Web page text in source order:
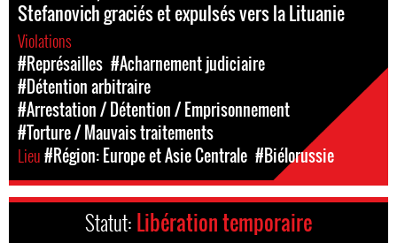
Stefanovich graciés et expulsés vers la Lituanie
Violations
#Représailles #Acharnement judiciaire
#Détention arbitraire
#Arrestation / Détention / Emprisonnement
#Torture / Mauvais traitements
Lieu#Région: Europe et Asie Centrale #Biélorussie
Statut: Libération temporaire